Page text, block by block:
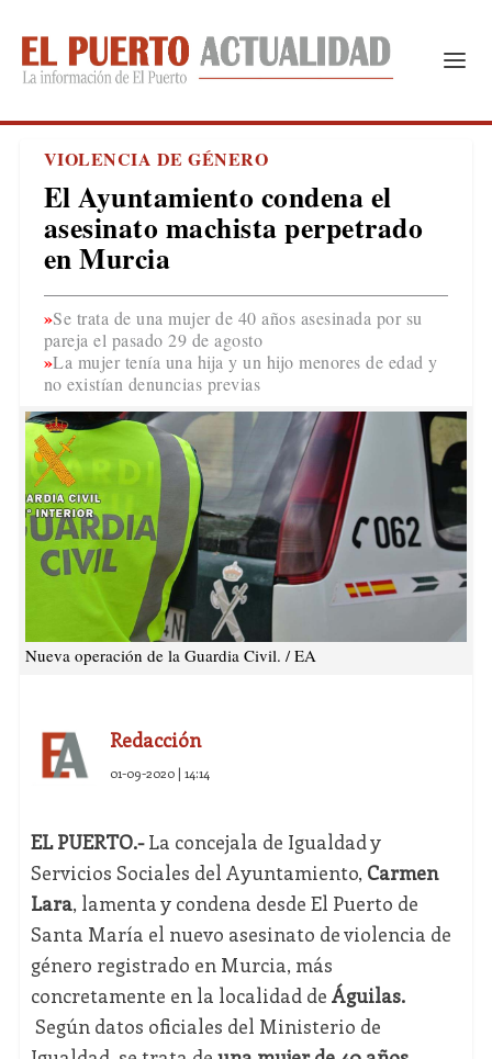
VIOLENCIA DE GÉNERO
El Ayuntamiento condena el
asesinato machista perpetrado
en Murcia
Se trata de una mujer de 40 años asesinada por su
pareja el pasado 29 de agosto
La mujer tenía una hija y un hijo menores de edad y
no existían denuncias previas
Nueva operación de la Guardia Civil. / EA
Redacción
01-09-2020 | 14:14
EL PUERTO.-La concejala de Igualdad y
Servicios Sociales del Ayuntamiento, Carmen
Lara, lamenta y condena desde El Puerto de
Santa María el nuevo asesinato de violencia de
género registrado en Murcia, más
concretamente en la localidad de Águilas.
Según datos oficiales del Ministerio de